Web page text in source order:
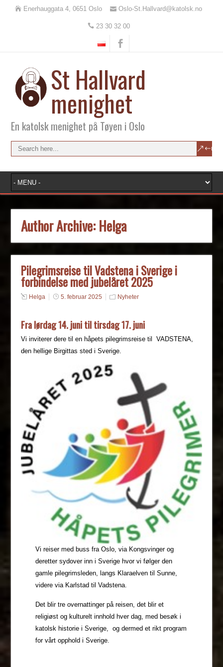
Enerhauggata 4, 0651 Oslo Oslo-St.Hallvard@katolsk.no
23 30 32 00
St Hallvard
menighet
En katolsk menighet på Tøyen i Oslo
Author Archive: Helga
Pilegrimsreise til Vadstena i Sverige i
forbindelse med jubelåret 2025
Helga 5. februar 2025 Nyheter
Fra lørdag 14. juni til tirsdag 17. juni
Vi inviterer dere til en håpets pilegrimsreise til VADSTENA,
den hellige Birgittas sted i Sverige.
Vi reiser med buss fra Oslo, via Kongsvinger og
deretter sydover inn i Sverige hvor vi følger den
gamle pilegrimsleden, langs Klaraelven til Sunne,
videre via Karlstad til Vadstena.
Det blir tre overnattinger på reisen, det blir et
religiøst og kulturelt innhold hver dag, med besøk i
katolsk historie i Sverige, og dermed et rikt program
for vårt opphold i Sverige.